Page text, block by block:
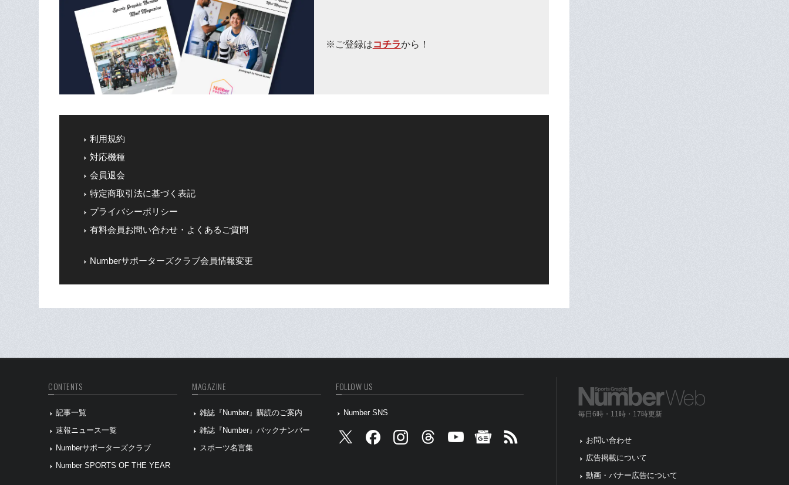
※ご登録はコチラから！
利用規約
対応機種
会員退会
特定商取引法に基づく表記
プライバシーポリシー
有料会員お問い合わせ・よくあるご質問
Numberサポーターズクラブ会員情報変更
CONTENTS
記事一覧
速報ニュース一覧
Numberサポーターズクラブ
Number SPORTS OF THE YEAR
MAGAZINE
雑誌『Number』購読のご案内
雑誌『Number』バックナンバー
スポーツ名言集
FOLLOW US
Number SNS 毎日6時・11時・17時更新
お問い合わせ
広告掲載について
動画・バナー広告について